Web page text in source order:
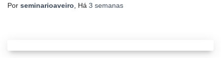
Por seminarioaveiro , Há 3 semanas